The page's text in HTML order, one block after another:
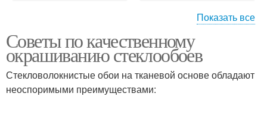
Краска с поверхности Краски на поверхности
Показать все
Советы по качественному
окрашиванию стеклообоев
Стекловолокнистые обои на тканевой основе обладают
неоспоримыми преимуществами: